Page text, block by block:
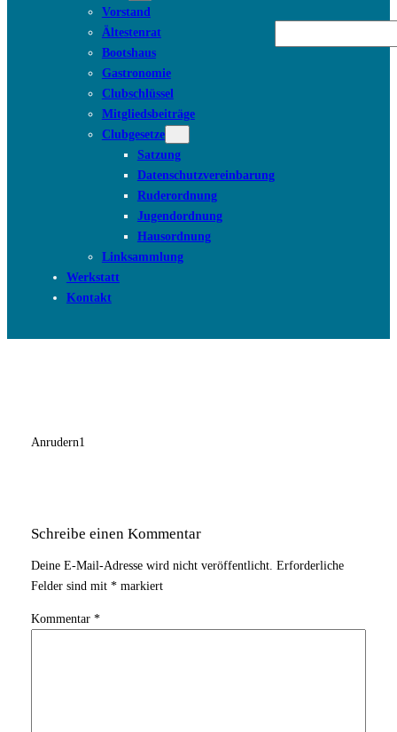
Vorstand
Ältestenrat
Bootshaus
Gastronomie
Clubschlüssel
Mitgliedsbeiträge
Clubgesetze
Satzung
Datenschutzvereinbarung
Ruderordnung
Jugendordnung
Hausordnung
Linksammlung
Werkstatt
Kontakt
Anrudern1
Schreibe einen Kommentar
Deine E-Mail-Adresse wird nicht veröffentlicht. Erforderliche
Felder sind mit *markiert
Kommentar *